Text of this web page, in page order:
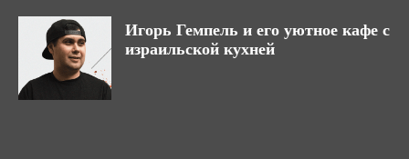
Игорь Гемпель и его уютное кафе с
израильской кухней